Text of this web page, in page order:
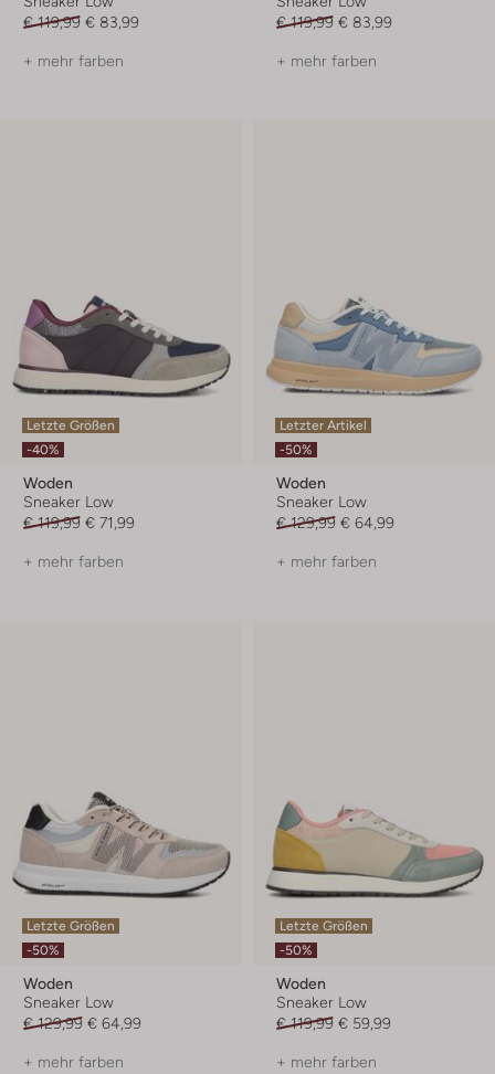
€ 119,99 € 83,99
+ mehr farben
€ 119,99 € 83,99
+ mehr farben
Letzte Größen
-40%
Woden
Sneaker Low
€ 119,99 € 71,99
+ mehr farben
Letzter Artikel
-50%
Woden
Sneaker Low
€ 129,99 € 64,99
+ mehr farben
Letzte Größen
-50%
Woden
Sneaker Low
€ 129,99 € 64,99
+ mehr farben
Letzte Größen
-50%
Woden
Sneaker Low
€ 119,99 € 59,99
+ mehr farben